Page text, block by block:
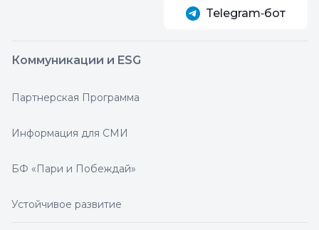
Telegram‑бот
Коммуникации и ESG
Партнерская Программа
Информация для СМИ
БФ «Пари и Побеждай»
Устойчивое развитие